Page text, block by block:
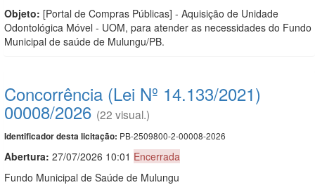
Objeto: [Portal de Compras Públicas] - Aquisição de Unidade
Odontológica Móvel - UOM, para atender as necessidades do Fundo
Municipal de saúde de Mulungu/PB.
Concorrência (Lei Nº 14.133/2021)
00008/2026 (22 visual.)
Identificador desta licitação: PB-2509800-2-00008-2026
Abertura: 27/07/2026 10:01 Encerrada
Fundo Municipal de Saúde de Mulungu